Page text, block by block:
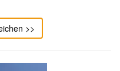
>>